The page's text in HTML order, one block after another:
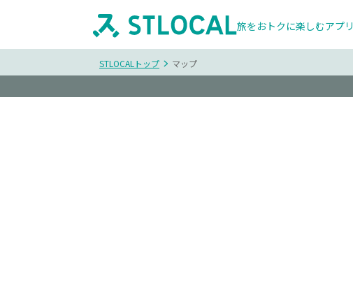
旅をおトクに楽しむアプリ
STLOCALトップ マップ